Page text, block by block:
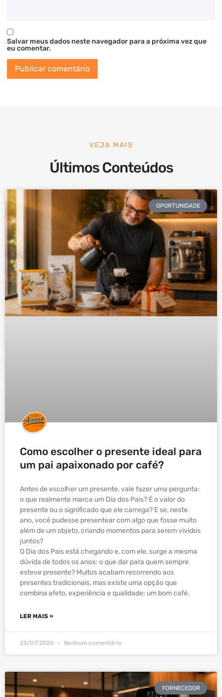
Salvar meus dados neste navegador para a próxima vez que
eu comentar.
VEJA MAIS
Últimos Conteúdos
OPORTUNIDADE
Como escolher o presente ideal para
um pai apaixonado por café?
Antes de escolher um presente, vale fazer uma pergunta:
o que realmente marca um Dia dos Pais? É o valor do
presente ou o significado que ele carrega? E se, neste
ano, você pudesse presentear com algo que fosse muito
além de um objeto, criando momentos para serem vividos
juntos?
O Dia dos Pais está chegando e, com ele, surge a mesma
dúvida de todos os anos: o que dar para quem sempre
esteve presente? Muitos acabam recorrendo aos
presentes tradicionais, mas existe uma opção que
combina afeto, experiência e qualidade: um bom café.
LER MAIS »
23/07/2026 Nenhum comentário
FORNECEDOR